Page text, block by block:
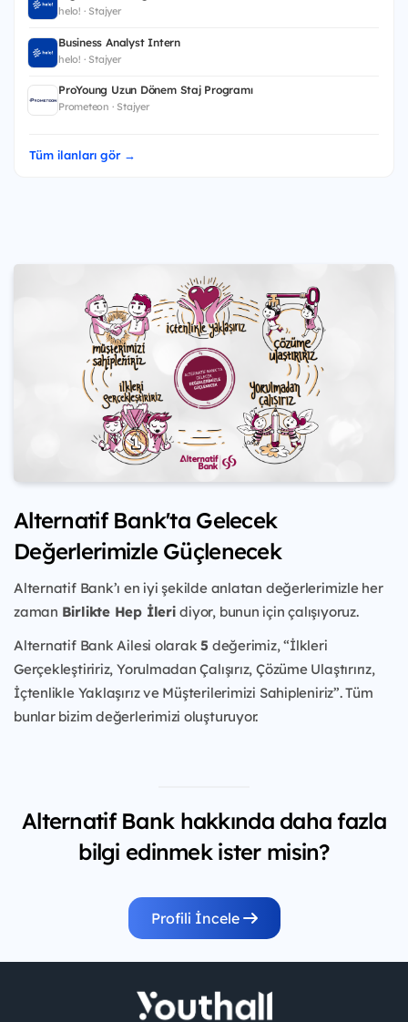
helo! · Stajyer
Business Analyst Intern
helo! · Stajyer
ProYoung Uzun Dönem Staj Programı
Prometeon · Stajyer
Tüm ilanları gör →
Alternatif Bank'ta Gelecek
Değerlerimizle Güçlenecek
Alternatif Bank’ı en iyi şekilde anlatan değerlerimizle her
zaman Birlikte Hep İleridiyor, bunun için çalışıyoruz.
Alternatif Bank Ailesi olarak5 değerimiz, “İlkleri
Gerçekleştiririz, Yorulmadan Çalışırız, Çözüme Ulaştırırız,
İçtenlikle Yaklaşırız ve Müşterilerimizi Sahipleniriz”. Tüm
bunlar bizim değerlerimizi oluşturuyor.
Alternatif Bank hakkında daha fazla
bilgi edinmek ister misin?
Profili İncele